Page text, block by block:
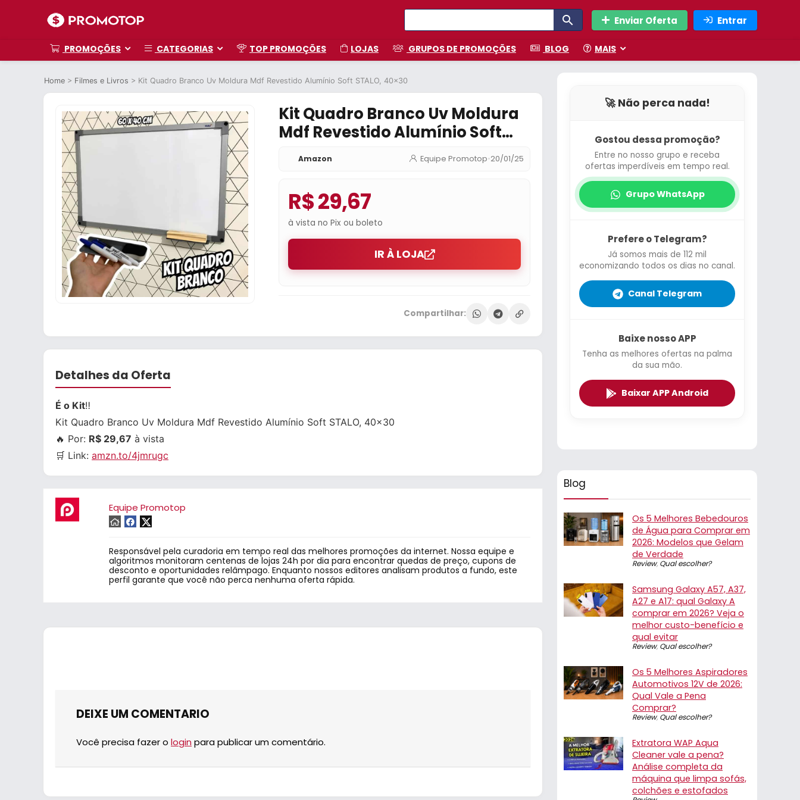
Enviar Oferta Entrar
PROMOÇÕES CATEGORIAS TOP PROMOÇÕES LOJAS GRUPOS DE PROMOÇÕES BLOG MAIS
Home > Filmes e Livros > Kit Quadro Branco Uv Moldura Mdf Revestido Alumínio Soft STALO, 40×30
Kit Quadro Branco Uv Moldura
Mdf Revestido Alumínio Soft
STALO, 40×30
Amazon Equipe Promotop•20/01/25
R$ 29,67
à vista no Pix ou boleto
IR À LOJA
Compartilhar:
Detalhes da Oferta
É o Kit‼
Kit Quadro Branco Uv Moldura Mdf Revestido Alumínio Soft STALO, 40×30
🔥 Por: R$ 29,67 à vista
🛒 Link: amzn.to/4jmrugc
Equipe Promotop
Responsável pela curadoria em tempo real das melhores promoções da internet. Nossa equipe e
algoritmos monitoram centenas de lojas 24h por dia para encontrar quedas de preço, cupons de
desconto e oportunidades relâmpago. Enquanto nossos editores analisam produtos a fundo, este
perfil garante que você não perca nenhuma oferta rápida.
DEIXE UM COMENTARIO
Você precisa fazer o login para publicar um comentário.
🚀 Não perca nada!
Gostou dessa promoção?
Entre no nosso grupo e receba
ofertas imperdíveis em tempo real.
Grupo WhatsApp
Prefere o Telegram?
Já somos mais de 112 mil
economizando todos os dias no canal.
Canal Telegram
Baixe nosso APP
Tenha as melhores ofertas na palma
da sua mão.
Baixar APP Android
Blog
Os 5 Melhores Bebedouros
de Água para Comprar em
2026: Modelos que Gelam
de Verdade
Review, Qual escolher?
Samsung Galaxy A57, A37,
A27 e A17: qual Galaxy A
comprar em 2026? Veja o
melhor custo-benefício e
qual evitar
Review, Qual escolher?
Os 5 Melhores Aspiradores
Automotivos 12V de 2026:
Qual Vale a Pena
Comprar?
Review, Qual escolher?
Extratora WAP Aqua
Cleaner vale a pena?
Análise completa da
máquina que limpa sofás,
colchões e estofados